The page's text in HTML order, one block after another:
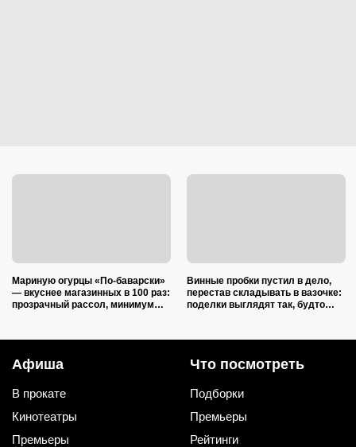
Мариную огурцы «По-баварски»
— вкуснее магазинных в 100 раз:
прозрачный рассол, минимум
Винные пробки пустил в дело,
перестав складывать в вазочке:
поделки выглядят так, будто
Афиша
В прокате
Кинотеатры
Премьеры
Что посмотреть
Подборки
Премьеры
Рейтинги